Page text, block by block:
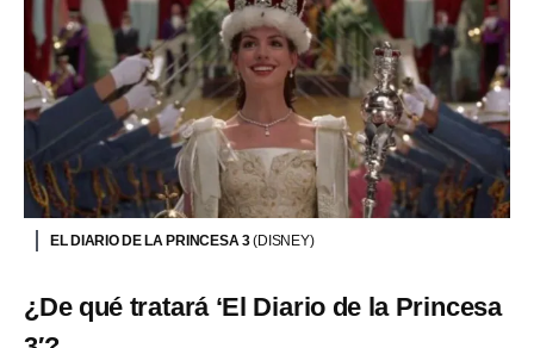
EL DIARIO DE LA PRINCESA 3(DISNEY)
¿De qué tratará ‘El Diario de la Princesa